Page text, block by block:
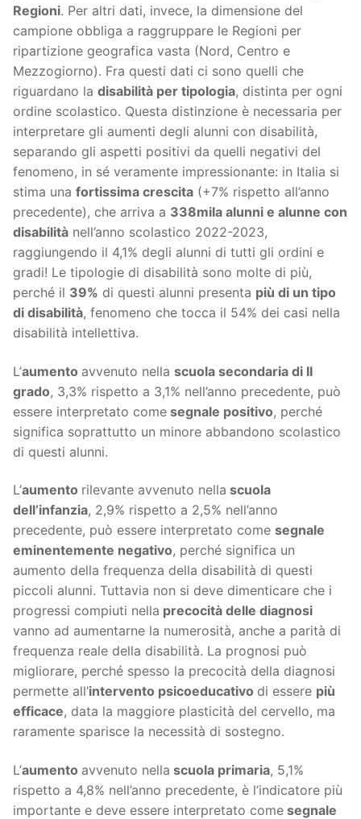
Regioni. Per altri dati, invece, la dimensione del
campione obbliga a raggruppare le Regioni per
ripartizione geografica vasta (Nord, Centro e
Mezzogiorno). Fra questi dati ci sono quelli che
riguardano la disabilità per tipologia, distinta per ogni
ordine scolastico. Questa distinzione è necessaria per
interpretare gli aumenti degli alunni con disabilità,
separando gli aspetti positivi da quelli negativi del
fenomeno, in sé veramente impressionante: in Italia si
stima una fortissima crescita (+7% rispetto all’anno
precedente), che arriva a 338mila alunni e alunne con
disabilità nell’anno scolastico 2022-2023,
raggiungendo il 4,1% degli alunni di tutti gli ordini e
gradi! Le tipologie di disabilità sono molte di più,
perché il 39% di questi alunni presenta più di un tipo
di disabilità, fenomeno che tocca il 54% dei casi nella
disabilità intellettiva.
L’aumento avvenuto nella scuola secondaria di II
grado, 3,3% rispetto a 3,1% nell’anno precedente, può
essere interpretato come segnale positivo, perché
significa soprattutto un minore abbandono scolastico
di questi alunni.
L’aumento rilevante avvenuto nella scuola
dell’infanzia, 2,9% rispetto a 2,5% nell’anno
precedente, può essere interpretato come segnale
eminentemente negativo, perché significa un
aumento della frequenza della disabilità di questi
piccoli alunni. Tuttavia non si deve dimenticare che i
progressi compiuti nella precocità delle diagnosi
vanno ad aumentarne la numerosità, anche a parità di
frequenza reale della disabilità. La prognosi può
migliorare, perché spesso la precocità della diagnosi
permette all’intervento psicoeducativo di essere più
efficace, data la maggiore plasticità del cervello, ma
raramente sparisce la necessità di sostegno.
L’aumento avvenuto nella scuola primaria, 5,1%
rispetto a 4,8% nell’anno precedente, è l’indicatore più
importante e deve essere interpretato come segnale